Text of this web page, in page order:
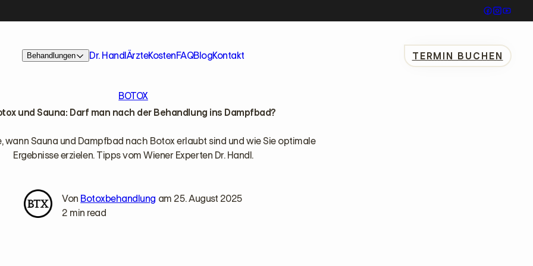
Behandlungen Dr. HandlÄrzteKostenFAQBlogKontakt TERMIN BUCHEN
BOTOX
und Sauna: Darf man nach der Behandlung ins Dampfbad?
wann Sauna und Dampfbad nach Botox erlaubt sind und wie Sie optimale
Ergebnisse erzielen. Tipps vom Wiener Experten Dr. Handl.
Von Botoxbehandlung am 25. August 2025
2 min read